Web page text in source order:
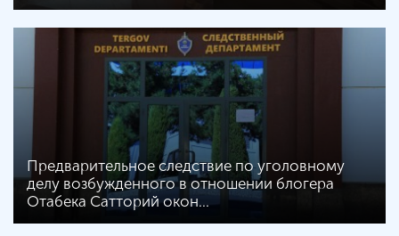
Предварительное следствие по уголовному
делу возбужденного в отношении блогера
Отабека Сатторий окон…